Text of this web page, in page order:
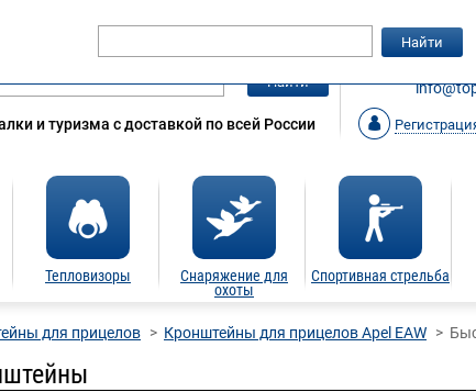
Найти
и туризма с доставкой по всей России
Тепловизоры
Снаряжение для
охоты
Спортивная стрельба
Найти
для прицелов Кронштейны для прицелов Apel EAW